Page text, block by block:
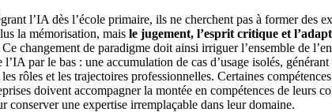
l’IA dès l’école primaire, ils ne cherchent pas à former des
la mémorisation, mais le jugement, l’esprit critique et
changement de paradigme doit ainsi irriguer l’ensemble de
par le bas : une accumulation de cas d’usage isolés,
rôles et les trajectoires professionnelles. Certaines
doivent accompagner la montée en compétences de leurs
conserver une expertise irremplaçable dans leur domaine.